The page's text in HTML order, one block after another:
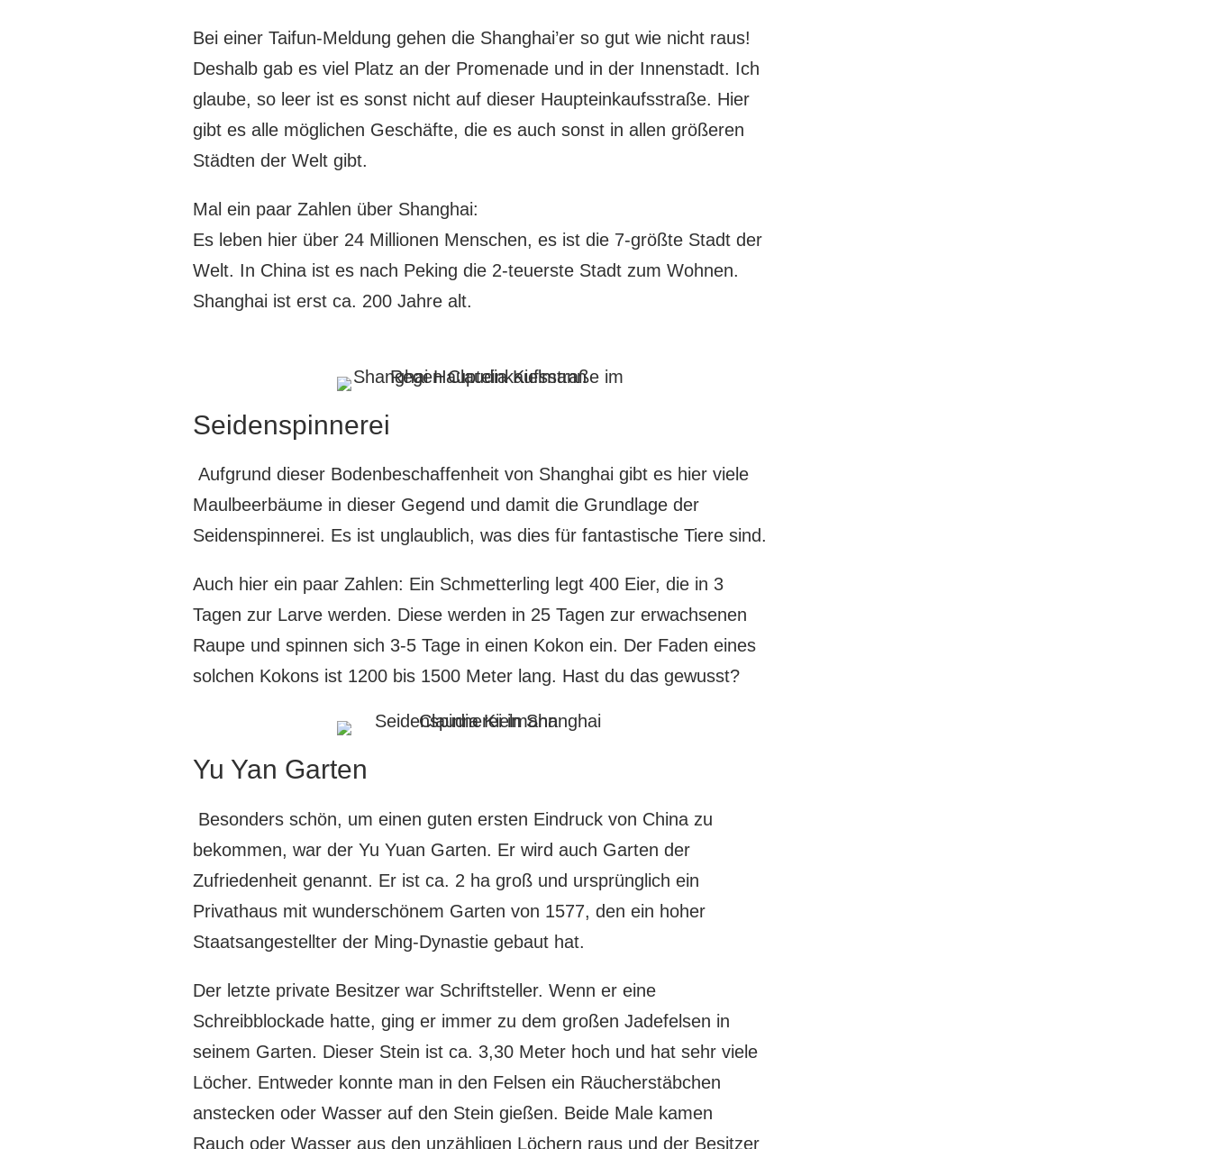
Bei einer Taifun-Meldung gehen die Shanghai’er so gut wie nicht raus!
Deshalb gab es viel Platz an der Promenade und in der Innenstadt. Ich
glaube, so leer ist es sonst nicht auf dieser Haupteinkaufsstraße. Hier
gibt es alle möglichen Geschäfte, die es auch sonst in allen größeren
Städten der Welt gibt.
Mal ein paar Zahlen über Shanghai:
Es leben hier über 24 Millionen Menschen, es ist die 7-größte Stadt der
Welt. In China ist es nach Peking die 2-teuerste Stadt zum Wohnen.
Shanghai ist erst ca. 200 Jahre alt.
Seidenspinnerei
Aufgrund dieser Bodenbeschaffenheit von Shanghai gibt es hier viele
Maulbeerbäume in dieser Gegend und damit die Grundlage der
Seidenspinnerei. Es ist unglaublich, was dies für fantastische Tiere sind.
Auch hier ein paar Zahlen: Ein Schmetterling legt 400 Eier, die in 3
Tagen zur Larve werden. Diese werden in 25 Tagen zur erwachsenen
Raupe und spinnen sich 3-5 Tage in einen Kokon ein. Der Faden eines
solchen Kokons ist 1200 bis 1500 Meter lang. Hast du das gewusst?
Yu Yan Garten
Besonders schön, um einen guten ersten Eindruck von China zu
bekommen, war der Yu Yuan Garten. Er wird auch Garten der
Zufriedenheit genannt. Er ist ca. 2 ha groß und ursprünglich ein
Privathaus mit wunderschönem Garten von 1577, den ein hoher
Staatsangestellter der Ming-Dynastie gebaut hat.
Der letzte private Besitzer war Schriftsteller. Wenn er eine
Schreibblockade hatte, ging er immer zu dem großen Jadefelsen in
seinem Garten. Dieser Stein ist ca. 3,30 Meter hoch und hat sehr viele
Löcher. Entweder konnte man in den Felsen ein Räucherstäbchen
anstecken oder Wasser auf den Stein gießen. Beide Male kamen
Rauch oder Wasser aus den unzähligen Löchern raus und der Besitzer